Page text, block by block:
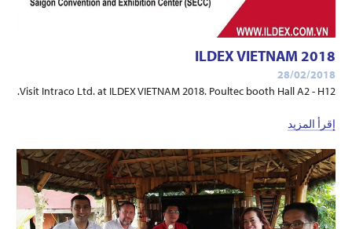
ILDEX VIETNAM 2018
28/02/2018
Visit Intraco Ltd. at ILDEX VIETNAM 2018. Poultec booth Hall A2 - H12.
إقرأ المزيد